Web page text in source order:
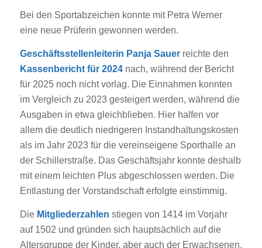
Bei den Sportabzeichen konnte mit Petra Werner
eine neue Prüferin gewonnen werden.
Geschäftsstellenleiterin Panja Sauerreichte den
Kassenbericht für 2024nach, während der Bericht
für 2025 noch nicht vorlag. Die Einnahmen konnten
im Vergleich zu 2023 gesteigert werden, während die
Ausgaben in etwa gleichblieben. Hier halfen vor
allem die deutlich niedrigeren Instandhaltungskosten
als im Jahr 2023 für die vereinseigene Sporthalle an
der Schillerstraße. Das Geschäftsjahr konnte deshalb
mit einem leichten Plus abgeschlossen werden. Die
Entlastung der Vorstandschaft erfolgte einstimmig.
Die Mitgliederzahlen stiegen von 1414 im Vorjahr
auf 1502 und gründen sich hauptsächlich auf die
Altersgruppe der Kinder, aber auch der Erwachsenen.